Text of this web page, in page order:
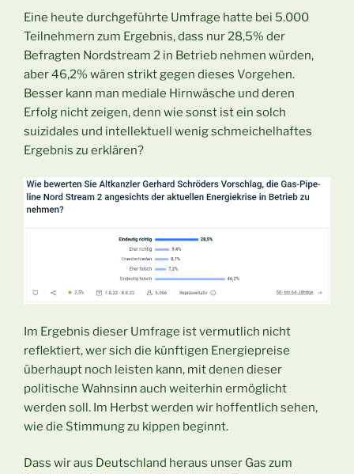
Eine heute durchgeführte Umfrage hatte bei 5.000
Teilnehmern zum Ergebnis, dass nur 28,5% der
Befragten Nordstream 2 in Betrieb nehmen würden,
aber 46,2% wären strikt gegen dieses Vorgehen.
Besser kann man mediale Hirnwäsche und deren
Erfolg nicht zeigen, denn wie sonst ist ein solch
suizidales und intellektuell wenig schmeichelhaftes
Ergebnis zu erklären?
Im Ergebnis dieser Umfrage ist vermutlich nicht
reflektiert, wer sich die künftigen Energiepreise
überhaupt noch leisten kann, mit denen dieser
politische Wahnsinn auch weiterhin ermöglicht
werden soll. Im Herbst werden wir hoffentlich sehen,
wie die Stimmung zu kippen beginnt.
Dass wir aus Deutschland heraus unser Gas zum